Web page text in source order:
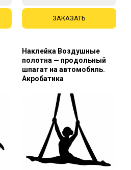
ЗАКАЗАТЬ
Наклейка Воздушные
полотна — продольный
шпагат на автомобиль.
Акробатика